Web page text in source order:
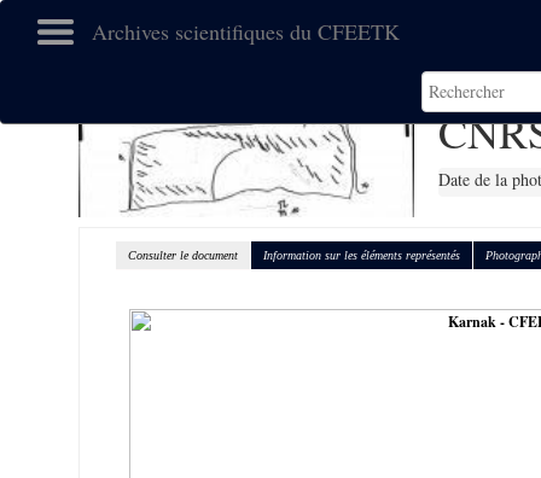
Archives scientifiques du CFEETK
Date de la
Consulter le document Information sur les éléments représentés